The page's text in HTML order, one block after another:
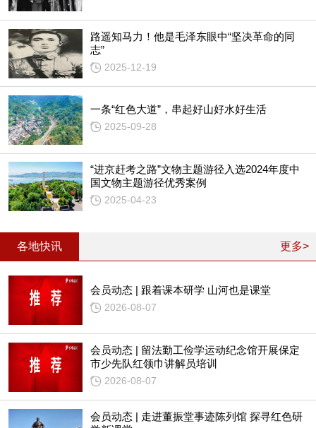
路遥知马力！他是毛泽东眼中“坚决革命的同
志”
2025-12-19
一条“红色大道”，串起好山好水好生活
2025-09-28
“进京赶考之路”文物主题游径入选2024年度中
国文物主题游径优秀案例
2025-04-23
各地快讯 更多>
会员动态 | 跟着课本研学 山河也是课堂
2026-08-07
会员动态 | 留法勤工俭学运动纪念馆开展保定
市少先队红领巾讲解员培训
2026-08-07
会员动态 | 走进董振堂事迹陈列馆 探寻红色研